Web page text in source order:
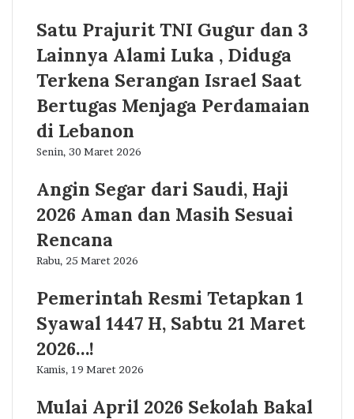
Satu Prajurit TNI Gugur dan 3
Lainnya Alami Luka , Diduga
Terkena Serangan Israel Saat
Bertugas Menjaga Perdamaian
di Lebanon
Senin, 30 Maret 2026
Angin Segar dari Saudi, Haji
2026 Aman dan Masih Sesuai
Rencana
Rabu, 25 Maret 2026
Pemerintah Resmi Tetapkan 1
Syawal 1447 H, Sabtu 21 Maret
2026…!
Kamis, 19 Maret 2026
Mulai April 2026 Sekolah Bakal